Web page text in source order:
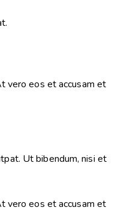
vero eos et accusam et
Ut bibendum, nisi et
vero eos et accusam et